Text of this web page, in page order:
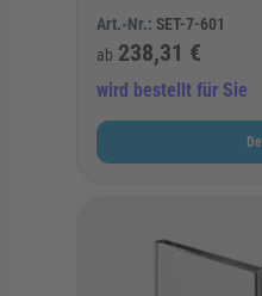
Art.-Nr.: SET-7-601
ab 238,31 €
wird bestellt für Sie